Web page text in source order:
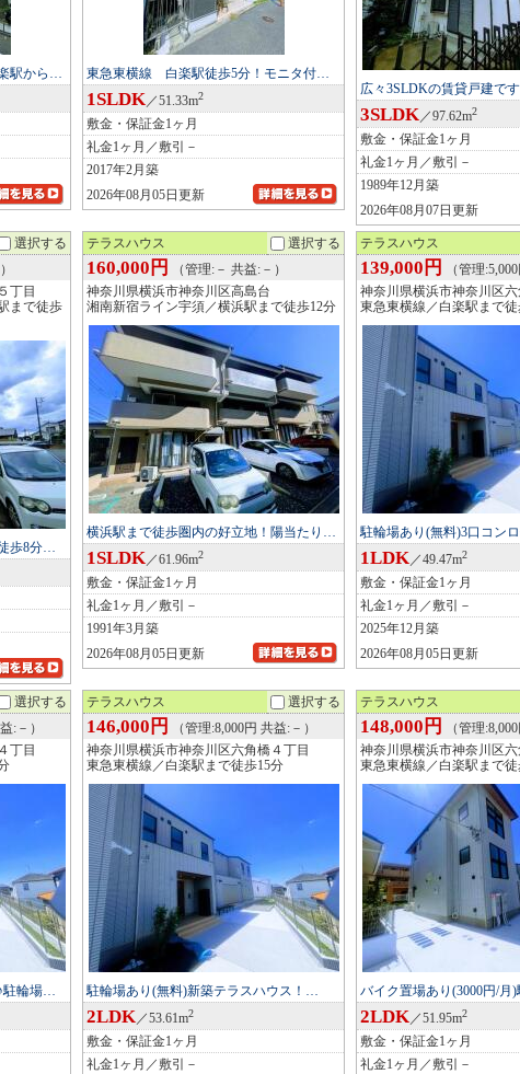
駅から… 東急東横線 白楽駅徒歩5分！モニタ付…
1SLDK／51.33m2
敷金・保証金1ヶ月
礼金1ヶ月／敷引－
2017年2月築
2026年08月05日更新
広々3SLDKの賃貸戸建で
3SLDK／97.62m2
敷金・保証金1ヶ月
礼金1ヶ月／敷引－
1989年12月築
2026年08月07日更新
選択する
丁目
まで徒歩
歩8分…
テラスハウス 選択する
160,000円
（管理:－ 共益:－）
神奈川県横浜市神奈川区高島台
湘南新宿ライン宇須／横浜駅まで徒歩12分
横浜駅まで徒歩圏内の好立地！陽当たり…
1SLDK／61.96m2
敷金・保証金1ヶ月
礼金1ヶ月／敷引－
1991年3月築
2026年08月05日更新
テラスハウス
139,000円
（管理
神奈川県横浜市神奈川区六
東急東横線／白楽駅まで徒
駐輪場あり(無料)3口コン
1LDK／49.47m2
敷金・保証金1ヶ月
礼金1ヶ月／敷引－
2025年12月築
2026年08月05日更新
選択する
:－）
丁目
駐輪場…
テラスハウス 選択する
146,000円
（管理:8,000円 共益:－）
神奈川県横浜市神奈川区六角橋４丁目
東急東横線／白楽駅まで徒歩15分
駐輪場あり(無料)新築テラスハウス！…
2LDK／53.61m2
敷金・保証金1ヶ月
礼金1ヶ月／敷引－
テラスハウス
148,000円
（管理
神奈川県横浜市神奈川区六
東急東横線／白楽駅まで徒
バイク置場あり(3000円/月
2LDK／51.95m2
敷金・保証金1ヶ月
礼金1ヶ月／敷引－